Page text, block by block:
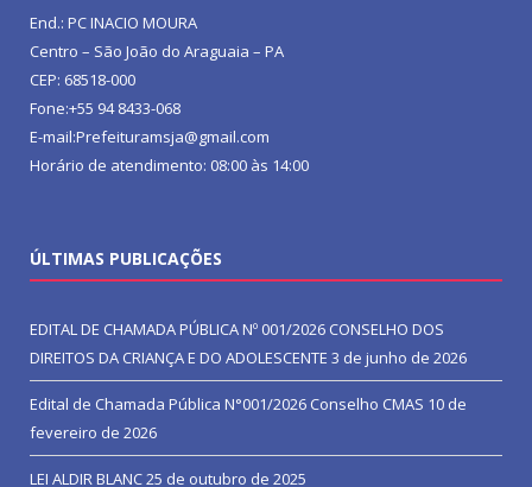
End.: PC INACIO MOURA
Centro – São João do Araguaia – PA
CEP: 68518-000
Fone:+55 94 8433-068
E-mail:Prefeituramsja@gmail.com
Horário de atendimento: 08:00 às 14:00
ÚLTIMAS PUBLICAÇÕES
EDITAL DE CHAMADA PÚBLICA Nº 001/2026 CONSELHO DOS
DIREITOS DA CRIANÇA E DO ADOLESCENTE 3 de junho de 2026
Edital de Chamada Pública N°001/2026 Conselho CMAS 10 de
fevereiro de 2026
LEI ALDIR BLANC25 de outubro de 2025